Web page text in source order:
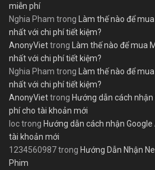
miễn phí
Nghia Pham trong
Làm thế nào để
nhất với chi phí tiết kiệm?
AnonyViettrong
Làm thế nào để mua
nhất với chi phí tiết kiệm?
Nghia Pham trong
Làm thế nào để
nhất với chi phí tiết kiệm?
AnonyViettrong Hướng dẫn cách
phí cho tài khoản mới
loctrong Hướng dẫn cách nhận
tài khoản mới
1234560987trong Hướng Dẫn Nhận
Phim